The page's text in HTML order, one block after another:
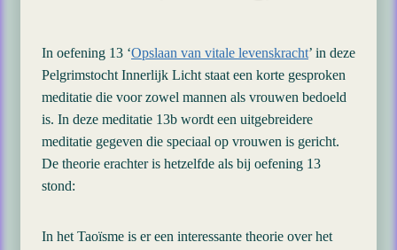
In oefening 13 ‘Opslaan van vitale levenskracht’ in deze
Pelgrimstocht Innerlijk Licht staat een korte gesproken
meditatie die voor zowel mannen als vrouwen bedoeld
is. In deze meditatie 13b wordt een uitgebreidere
meditatie gegeven die speciaal op vrouwen is gericht.
De theorie erachter is hetzelfde als bij oefening 13
stond:
In het Taoïsme is er een interessante theorie over het